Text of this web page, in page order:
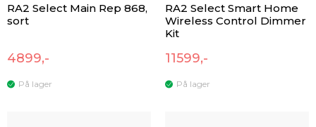
RA2 Select Main Rep 868,
sort
4899,-
På lager
RA2 Select Smart Home
Wireless Control Dimmer
Kit
11599,-
På lager